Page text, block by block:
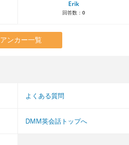
Erik
回答数： 0
アンカー一覧
よくある質問
DMM英会話トップへ